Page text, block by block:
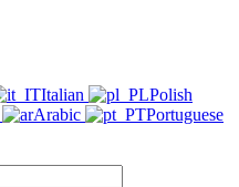
Italian
Polish
Arabic
Portuguese